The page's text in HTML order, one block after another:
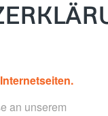
an unserem